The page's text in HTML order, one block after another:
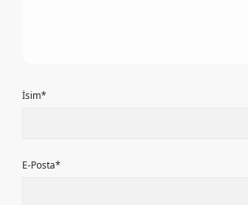
İsim*
E-Posta*